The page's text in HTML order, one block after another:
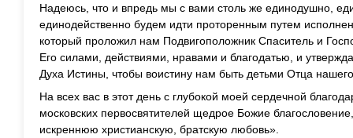
Надеюсь, что и впредь мы с вами столь же единодушно,
единодейственно будем идти проторенным путем
который проложил нам Подвигоположник Спаситель и
Его силами, действиями, нравами и благодатью, и
Духа Истины, чтобы воистину нам быть детьми Отца
На всех вас в этот день с глубокой моей сердечной
московских первосвятителей щедрое Божие
искреннюю христианскую, братскую любовь».